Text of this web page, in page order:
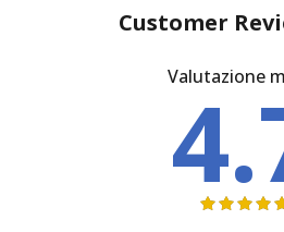
Customer
Valutazione